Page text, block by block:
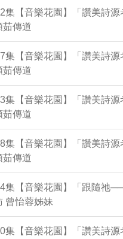
集【音樂花園】「讚美詩源
茹傳道
集【音樂花園】「讚美詩源
茹傳道
集【音樂花園】「讚美詩源
茹傳道
集【音樂花園】「讚美詩源
茹傳道
集【音樂花園】「跟隨祂
曾怡蓉姊妹
集【音樂花園】「讚美詩源